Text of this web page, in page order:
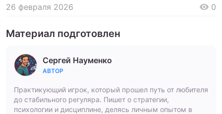
26 февраля 2026 0
Материал подготовлен
Сергей Науменко
АВТОР
Практикующий игрок, который прошел путь от любителя
до стабильного регуляра. Пишет о стратегии,
психологии и дисциплине, делясь личным опытом в